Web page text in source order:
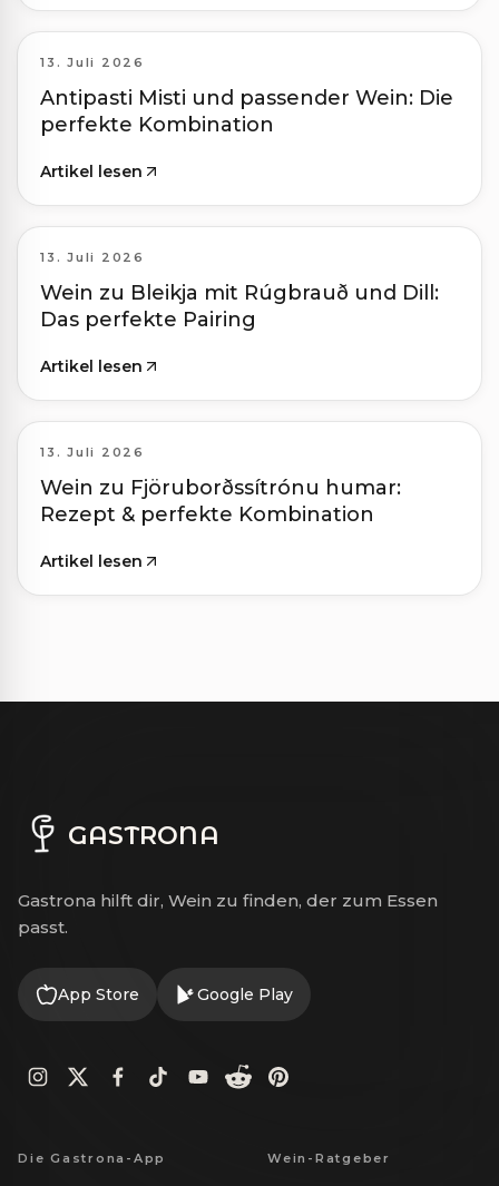
13. Juli 2026
Antipasti Misti und passender Wein: Die
perfekte Kombination
Artikel lesen
13. Juli 2026
Wein zu Bleikja mit Rúgbrauð und Dill:
Das perfekte Pairing
Artikel lesen
13. Juli 2026
Wein zu Fjöruborðssítrónu humar:
Rezept & perfekte Kombination
Artikel lesen
GASTRONA
Gastrona hilft dir, Wein zu finden, der zum Essen
passt.
App Store Google Play
Die Gastrona-App Wein-Ratgeber